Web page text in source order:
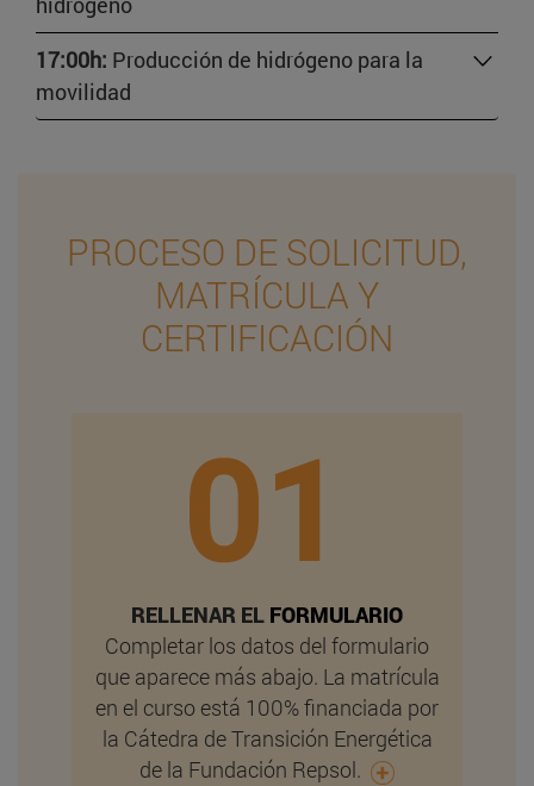
17:00h: Producción de hidrógeno para la
movilidad
PROCESO DE SOLICITUD,
MATRÍCULA Y
CERTIFICACIÓN
RELLENAR EL FORMULARIO
Completar los datos del formulario
que aparece más abajo. La matrícula
en el curso está 100% financiada por
la Cátedra de Transición Energética
de la Fundación Repsol.